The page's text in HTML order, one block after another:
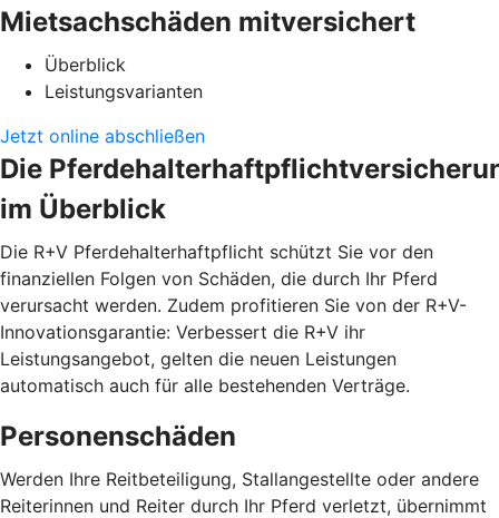
Mietsachschäden mitversichert
Überblick
Leistungsvarianten
Jetzt online abschließen
Die
im Überblick
Die R+V Pferdehalterhaftpflicht schützt Sie vor den
finanziellen Folgen von Schäden, die durch Ihr Pferd
verursacht werden. Zudem profitieren Sie von der R+V-
Innovationsgarantie: Verbessert die R+V ihr
Leistungsangebot, gelten die neuen Leistungen
automatisch auch für alle bestehenden Verträge.
Personenschäden
Werden Ihre Reitbeteiligung, Stallangestellte oder andere
Reiterinnen und Reiter durch Ihr Pferd verletzt, übernimmt